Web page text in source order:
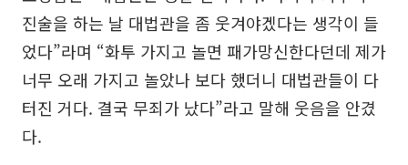
진술을 하는 날 대법관을 좀 웃겨야겠다는 생각이 들
었다”라며 “화투 가지고 놀면 패가망신한다던데 제가
너무 오래 가지고 놀았나 보다 했더니 대법관들이 다
터진 거다. 결국 무죄가 났다”라고 말해 웃음을 안겼
다.